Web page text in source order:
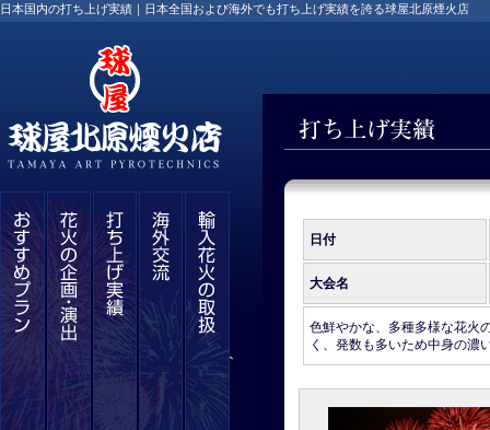
日本国内の打ち上げ実績｜日本全国および海外でも打ち上げ実績を誇る球屋北原煙火店
日付
大会名
色鮮やかな、多種多様な花火
く、発数も多いため中身の濃